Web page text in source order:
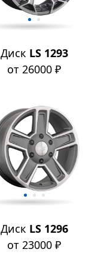
Диск LS 1293
от 26000 ₽
Диск LS 1296
от 23000 ₽